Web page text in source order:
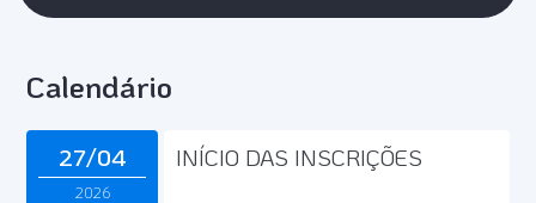
Calendário
27/04
2026
INÍCIO DAS INSCRIÇÕES